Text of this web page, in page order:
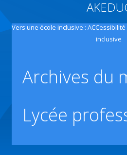
Vers une école inclusive :
inclusive
Archives du
Lycée